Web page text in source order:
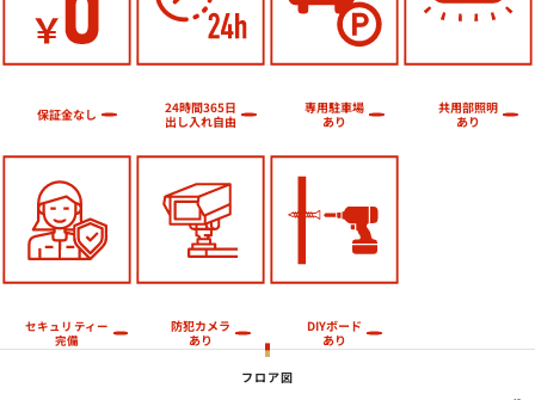
保証金なし 24時間365日
出し入れ自由
専用駐車場
あり
共用部照明
あり
セキュリティー
完備
防犯カメラ
あり
DIYボード
あり
フロア図